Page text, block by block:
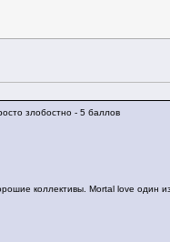
злобостно - 5 баллов
коллективы. Mortal love один